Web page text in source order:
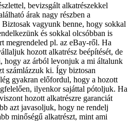
bevizsgált alkatrészekkel
árak nagy részben a
vagyunk benne, hogy sokkal
és sokkal olcsóbban is
megrendeled pl. az eBay-ről. Ha
hozott alkatrész beépítését, de
hogy az árból levonjuk a mi általunk
számlázzuk ki. Így biztosan
gyakran előfordul, hogy a hozott
ilyenkor sajáttal pótoljuk. Ha
hozott alkatrészre garanciát
azt javasoljuk, hogy ne rendelj
minőségű alkatrészt, mint ami